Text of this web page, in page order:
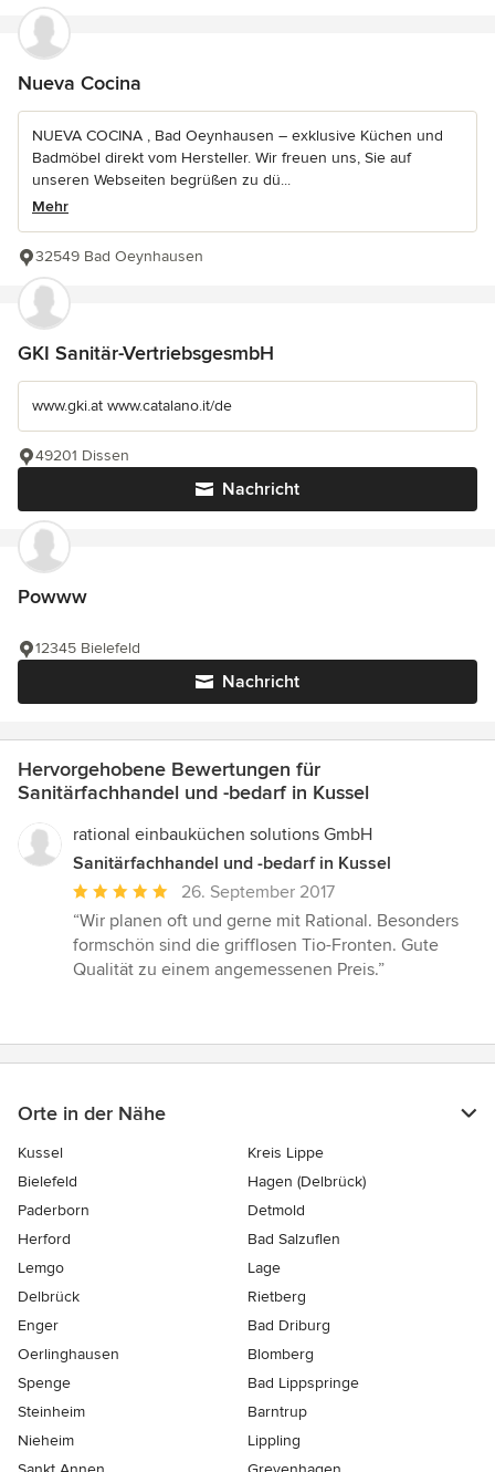
Nueva Cocina
NUEVA COCINA , Bad Oeynhausen – exklusive Küchen und
Badmöbel direkt vom Hersteller. Wir freuen uns, Sie auf
unseren Webseiten begrüßen zu dü...
Mehr
32549 Bad Oeynhausen
GKI Sanitär-VertriebsgesmbH
www.gki.at www.catalano.it/de
Nachricht
49201 Dissen
Powww
Nachricht
12345 Bielefeld
Hervorgehobene Bewertungen für
Sanitärfachhandel und -bedarf in Kussel
rational einbauküchen solutions GmbH
Sanitärfachhandel und -bedarf in Kussel
Durchschnittliche
Bewertung:
5
von
26. September 2017
“Wir planen oft und gerne mit Rational. Besonders
formschön sind die grifflosen Tio-Fronten. Gute
Qualität zu einem angemessenen Preis.”
Orte in der Nähe
Kussel
Kreis Lippe
Bielefeld
Hagen (Delbrück)
Paderborn
Detmold
Herford
Bad Salzuflen
Lemgo
Lage
Delbrück
Rietberg
Enger
Bad Driburg
Oerlinghausen
Blomberg
Spenge
Bad Lippspringe
Steinheim
Barntrup
Nieheim
Lippling